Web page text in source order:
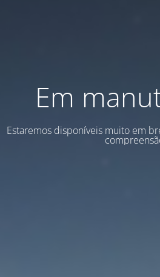
Em
Estaremos disponíveis muito em